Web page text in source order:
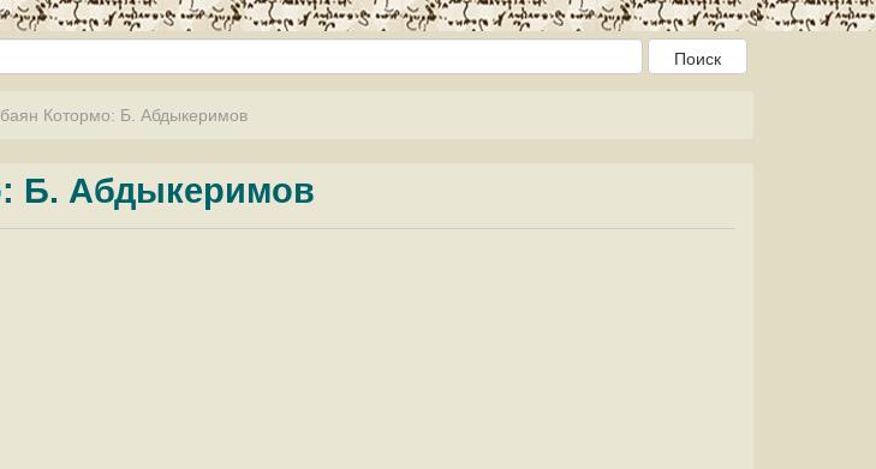
Котормо: Б. Абдыкеримов
Б. Абдыкеримов